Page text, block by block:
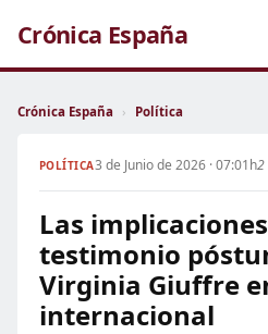
Crónica España
Crónica España › Política
POLÍTICA3 de Junio de 2026 · 07:01h2
Las
testimonio
Virginia Giuffre
internacional